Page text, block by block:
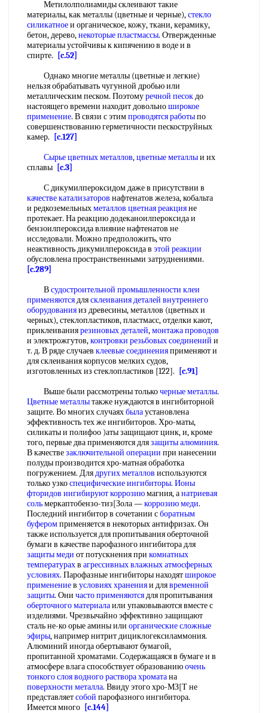
Метилолполиамиды склеивают такие
материалы, как металлы (цветные и черные),стекло
силикатноеи органическое, кожу, ткани, керамику,
бетон, дерево,некоторые пластмассы. Отвержденные
материалы устойчивы к кипячению в воде и в
спирте.
[c.52]
Однако многие металлы (цветные и легкие)
нельзя обрабатывать чугунной дробью или
металлическим песком. Поэтомуречной песокдо
настоящего времени находит довольноширокое
применение. В связи с этимпроводятся работыпо
совершенствованию герметичности пескоструйных
камер.
[c.127]
Сырье цветных металлов,цветные металлыи их
сплавы [c.3]
С дикумилпероксидом даже в присутствии в
качестве катализаторов нафтенатов железа, кобальта
и редкоземельныхметаллов цветная реакцияне
протекает. На реакцию додеканоилпероксида и
бензоилпероксида влияние нафтенатов не
исследовали. Можно предположить, что
неактивность дикумилпероксида в этой реакции
обусловлена пространственными затруднениями.
[c.289]
Всудостроительной промышленности клеи
применяютсядлясклеивания деталей внутреннего
оборудованияиз древесины, металлов (цветных и
черных), стеклопластиков, пластмасс, отделки кают,
приклеиваниярезиновых деталей,монтажа проводов
и электрожгутов,контровки резьбовых соединений и
т. д. В ряде случаев клеевые соединенияприменяют и
для склеивания корпусов мелких судов,
изготовленных из стеклопластиков [122].
[c.91]
Выше были рассмотрены толькочерные металлы.
Цветные металлытакже нуждаются в ингибиторной
защите. Во многих случаяхбылаустановлена
эффективность тех же ингибиторов. Хро-маты,
силикаты и полифоо )аты защищают цинк, и, кроме
того, первые два применяются длязащиты алюминия.
В качествезаключительной операции при нанесении
полуды производится хро-матная обработка
погружением. Длядругих металлов используются
только узкоспецифические ингибиторы. Ионы
фторидов ингибируют коррозиюмагния, анатриевая
сольмеркаптобензо-тиз[Зола —коррозию меди.
Последний ингибитор в сочетании сборатным
буферомприменяется в некоторых антифризах. Он
также используется для пропитывания оберточной
бумаги в качестве парофазного ингибитора для
защиты меди от потускнения при комнатных
температурахв агрессивных влажныхатмосферных
условиях. Парофазные ингибиторы находятширокое
применениев условиях храненияи длявременной
защиты. Они часто применяютсядля пропитывания
оберточного материалаили упаковываются вместе с
изделиями. Чрезвычайно эффективно защищают
сталь не-ко орые амины или органические сложные
эфиры, например нитрит дициклогексиламмония.
Алюминий иногда обертывают бумагой,
пропитанной хроматами. Содержащаяся в бумаге и в
атмосфере влага способствует образованиюочень
тонкогослоя водногораствора хроматана
поверхности металла. Ввиду этого хро-МЗ[Т не
представляетсобой парофазного ингибитора.
Имеется много [c.144]